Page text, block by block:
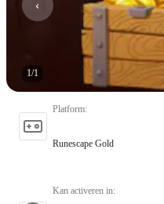
1/1
Platform:
Runescape Gold
Kan activeren in: